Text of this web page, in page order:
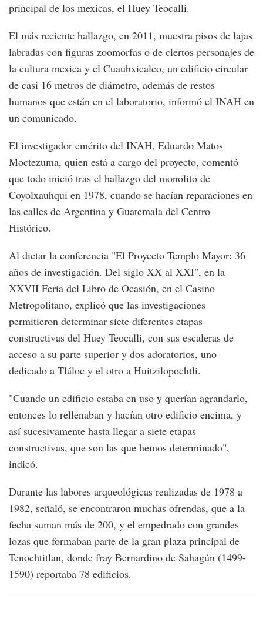
principal de los mexicas, el Huey Teocalli.
El más reciente hallazgo, en 2011, muestra pisos de lajas
labradas con figuras zoomorfas o de ciertos personajes de
la cultura mexica y el Cuauhxicalco, un edificio circular
de casi 16 metros de diámetro, además de restos
humanos que están en el laboratorio, informó el INAH en
un comunicado.
El investigador emérito del INAH, Eduardo Matos
Moctezuma, quien está a cargo del proyecto, comentó
que todo inició tras el hallazgo del monolito de
Coyolxauhqui en 1978, cuando se hacían reparaciones en
las calles de Argentina y Guatemala del Centro
Histórico.
Al dictar la conferencia "El Proyecto Templo Mayor: 36
años de investigación. Del siglo XX al XXI", en la
XXVII Feria del Libro de Ocasión, en el Casino
Metropolitano, explicó que las investigaciones
permitieron determinar siete diferentes etapas
constructivas del Huey Teocalli, con sus escaleras de
acceso a su parte superior y dos adoratorios, uno
dedicado a Tláloc y el otro a Huitzilopochtli.
"Cuando un edificio estaba en uso y querían agrandarlo,
entonces lo rellenaban y hacían otro edificio encima, y
así sucesivamente hasta llegar a siete etapas
constructivas, que son las que hemos determinado",
indicó.
Durante las labores arqueológicas realizadas de 1978 a
1982, señaló, se encontraron muchas ofrendas, que a la
fecha suman más de 200, y el empedrado con grandes
lozas que formaban parte de la gran plaza principal de
Tenochtitlan, donde fray Bernardino de Sahagún (1499-
1590) reportaba 78 edificios.